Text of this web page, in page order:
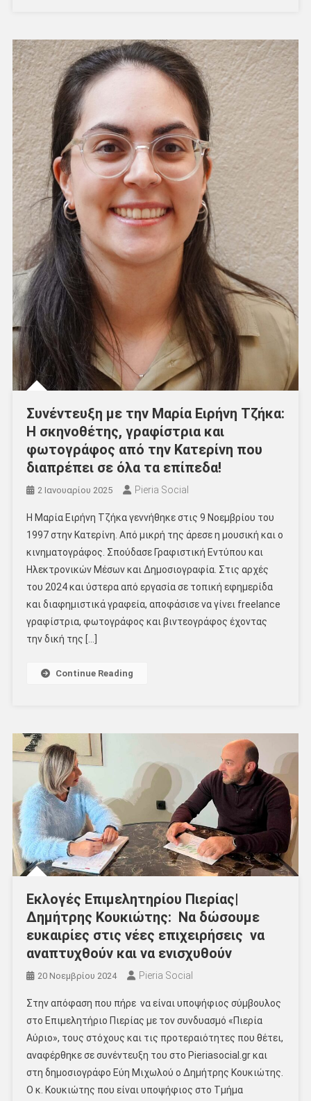
Συνέντευξη με την Μαρία Ειρήνη Τζήκα:
Η σκηνοθέτης, γραφίστρια και
φωτογράφος από την Κατερίνη που
διαπρέπει σε όλα τα επίπεδα!
2 Ιανουαρίου 2025 Pieria Social
Η Μαρία Ειρήνη Τζήκα γεννήθηκε στις 9 Νοεμβρίου του
1997 στην Κατερίνη. Από μικρή της άρεσε η μουσική και ο
κινηματογράφος. Σπούδασε Γραφιστική Εντύπου και
Ηλεκτρονικών Μέσων και Δημοσιογραφία. Στις αρχές
του 2024 και ύστερα από εργασία σε τοπική εφημερίδα
και διαφημιστικά γραφεία, αποφάσισε να γίνει freelance
γραφίστρια, φωτογράφος και βιντεογράφος έχοντας
την δική της […]
Continue Reading
Εκλογές Επιμελητηρίου Πιερίας|
Δημήτρης Κουκιώτης: Να δώσουμε
ευκαιρίες στις νέες επιχειρήσεις να
αναπτυχθούν και να ενισχυθούν
20 Νοεμβρίου 2024 Pieria Social
Στην απόφαση που πήρε να είναι υποψήφιος σύμβουλος
στο Επιμελητήριο Πιερίας με τον συνδυασμό «Πιερία
Αύριο», τους στόχους και τις προτεραιότητες που θέτει,
αναφέρθηκε σε συνέντευξη του στο Pieriasocial.gr και
στη δημοσιογράφο Εύη Μιχωλού ο Δημήτρης Κουκιώτης.
Ο κ. Κουκιώτης που είναι υποψήφιος στο Τμήμα